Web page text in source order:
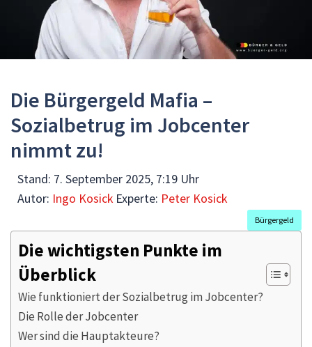
Die Bürgergeld Mafia –
Sozialbetrug im Jobcenter
nimmt zu!
Stand: 7. September 2025, 7:19 Uhr
Autor: Ingo Kosick Experte: Peter Kosick
Bürgergeld
Die wichtigsten Punkte im
Überblick
Wie funktioniert der Sozialbetrug im Jobcenter?
Die Rolle der Jobcenter
Wer sind die Hauptakteure?